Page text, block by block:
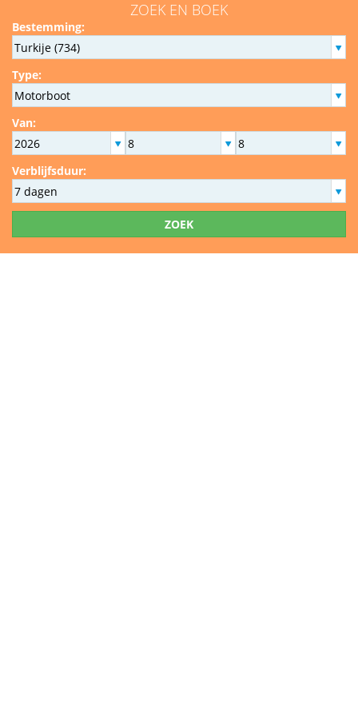
ZOEK EN BOEK
Bestemming:
Type:
Van:
Verblijfsduur:
ZOEK